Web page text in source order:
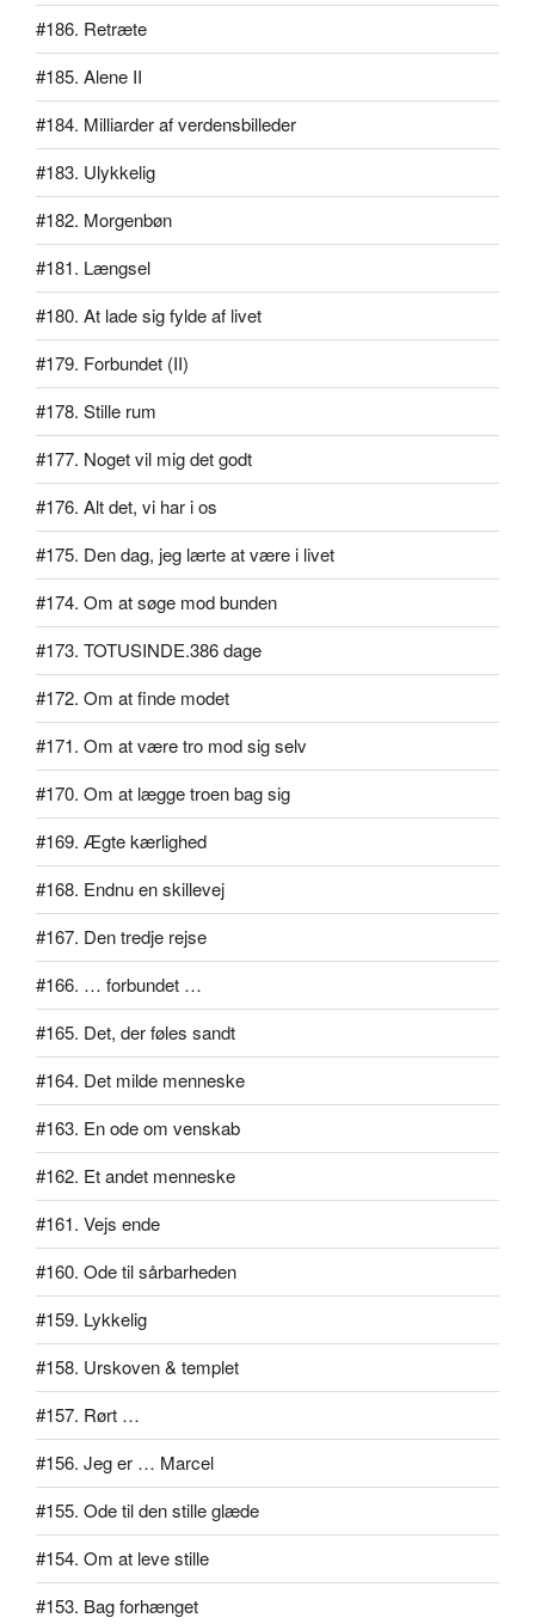
#186. Retræte
#185. Alene II
#184. Milliarder af verdensbilleder
#183. Ulykkelig
#182. Morgenbøn
#181. Længsel
#180. At lade sig fylde af livet
#179. Forbundet (II)
#178. Stille rum
#177. Noget vil mig det godt
#176. Alt det, vi har i os
#175. Den dag, jeg lærte at være i livet
#174. Om at søge mod bunden
#173. TOTUSINDE.386 dage
#172. Om at finde modet
#171. Om at være tro mod sig selv
#170. Om at lægge troen bag sig
#169. Ægte kærlighed
#168. Endnu en skillevej
#167. Den tredje rejse
#166. … forbundet …
#165. Det, der føles sandt
#164. Det milde menneske
#163. En ode om venskab
#162. Et andet menneske
#161. Vejs ende
#160. Ode til sårbarheden
#159. Lykkelig
#158. Urskoven & templet
#157. Rørt …
#156. Jeg er … Marcel
#155. Ode til den stille glæde
#154. Om at leve stille
#153. Bag forhænget